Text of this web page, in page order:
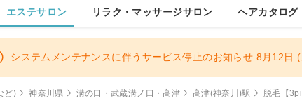
エステサロン リラク・マッサージサロン ヘアカタログ
システムメンテナンスに伴うサービス停止のお知らせ 8月12日
ど) 神奈川県 溝の口・武蔵溝ノ口・高津 高津(神奈川)駅 脱毛【